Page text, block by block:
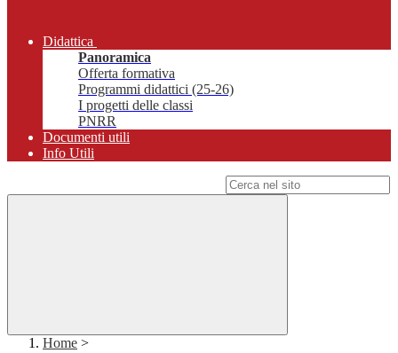
Didattica
Panoramica
Offerta formativa
Programmi didattici (25-26)
I progetti delle classi
PNRR
Documenti utili
Info Utili
Home >